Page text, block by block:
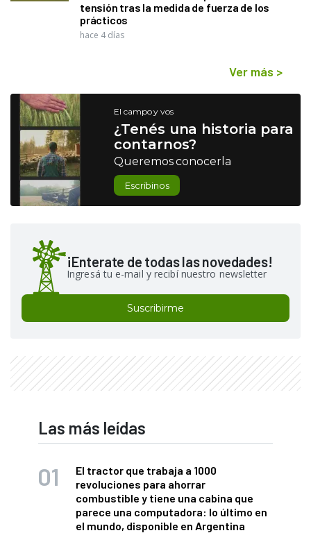
tensión tras la medida de fuerza de los
prácticos
hace 4 días
Ver más >
El campo y vos
¿Tenés una historia para
contarnos?
Queremos conocerla
Escribinos
¡Enterate de todas las novedades!
Ingresá tu e-mail y recibí nuestro newsletter
Suscribirme
Las más leídas
El tractor que trabaja a 1000
revoluciones para ahorrar
combustible y tiene una cabina que
parece una computadora: lo último en
el mundo, disponible en Argentina